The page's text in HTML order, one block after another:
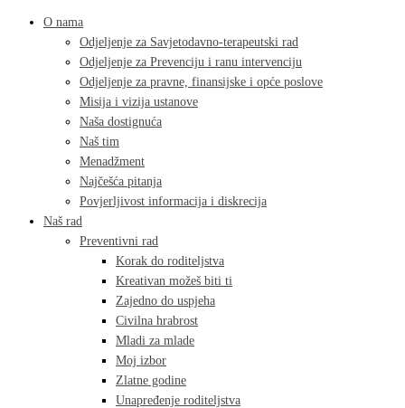
O nama
Odjeljenje za Savjetodavno-terapeutski rad
Odjeljenje za Prevenciju i ranu intervenciju
Odjeljenje za pravne, finansijske i opće poslove
Misija i vizija ustanove
Naša dostignuća
Naš tim
Menadžment
Najčešća pitanja
Povjerljivost informacija i diskrecija
Naš rad
Preventivni rad
Korak do roditeljstva
Kreativan možeš biti ti
Zajedno do uspjeha
Civilna hrabrost
Mladi za mlade
Moj izbor
Zlatne godine
Unapređenje roditeljstva